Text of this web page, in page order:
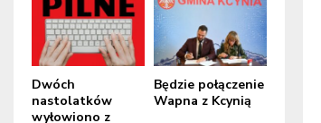
Dwóch
nastolatków
wyłowiono z
Będzie połączenie
Wapna z Kcynią